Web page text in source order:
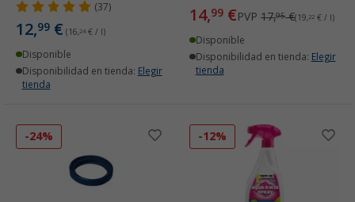
(37)
12,99 € (16,24 € / l)
Disponible
Disponibilidad en tienda: Elegir
tienda
14,99 €PVP 17,95€(19,22 € / l)
Disponible
Disponibilidad en tienda: Elegir
tienda
-24% -12%